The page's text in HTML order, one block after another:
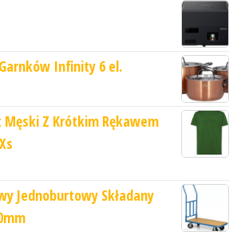
Infinity 6 el.
Męski Z Krótkim Rękawem
Jednoburtowy Składany